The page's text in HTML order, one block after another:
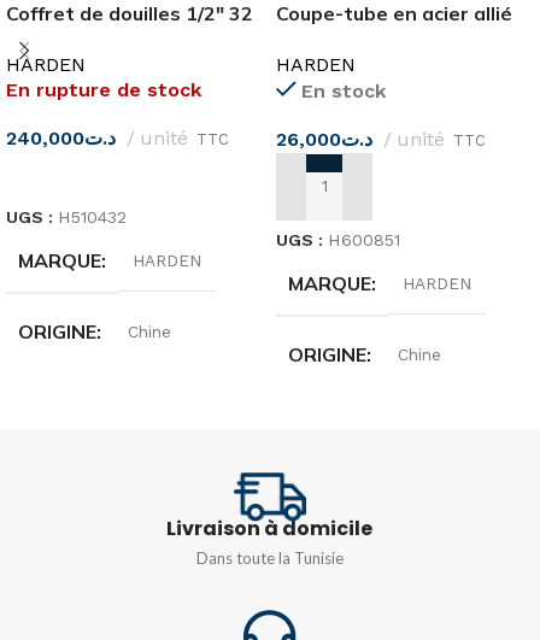
Coffret de douilles 1/2″ 32
pièces
HARDEN
En rupture de stock
د.ت240,000 unité TTC
UGS : H510432
MARQUE HARDEN
ORIGINE Chine
Coupe-tube en acier allié
HARDEN
En stock
د.ت26,000 unité TTC
AJOUTER AU PANIER
UGS : H600851
MARQUE HARDEN
ORIGINE Chine
Livraison à domicile
Dans toute la Tunisie